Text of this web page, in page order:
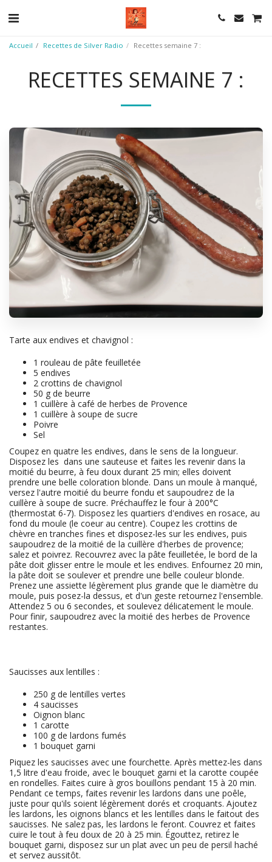
Accueil Recettes de Silver Radio Recettes semaine 7 :
RECETTES SEMAINE 7 :
Tarte aux endives et chavignol :
1 rouleau de pâte feuilletée
5 endives
2 crottins de chavignol
50 g de beurre
1 cuillère à café de herbes de Provence
1 cuillère à soupe de sucre
Poivre
Sel
Coupez en quatre les endives, dans le sens de la longueur.
Disposez les dans une sauteuse et faites les revenir dans la
moitié du beurre, à feu doux durant 25 min; elles doivent
prendre une belle coloration blonde. Dans un moule à manqué,
versez l'autre moitié du beurre fondu et saupoudrez de la
cuillère à soupe de sucre. Préchauffez le four à 200°C
(thermostat 6-7). Disposez les quartiers d'endives en rosace, au
fond du moule (le coeur au centre). Coupez les crottins de
chèvre en tranches fines et disposez-les sur les endives, puis
saupoudrez de la moitié de la cuillère d'herbes de provence;
salez et poivrez. Recouvrez avec la pâte feuilletée, le bord de la
pâte doit glisser entre le moule et les endives. Enfournez 20 min,
la pâte doit se soulever et prendre une belle couleur blonde.
Prenez une assiette légèrement plus grande que le diamètre du
moule, puis posez-la dessus, et d'un geste retournez l'ensemble.
Attendez 5 ou 6 secondes, et soulevez délicatement le moule.
Pour finir, saupoudrez avec la moitié des herbes de Provence
restantes.
Saucisses aux lentilles :
250 g de lentilles vertes
4 saucisses
Oignon blanc
1 carotte
100 g de lardons fumés
1 bouquet garni
Piquez les saucisses avec une fourchette. Après mettez-les dans
1,5 litre d'eau froide, avec le bouquet garni et la carotte coupée
en rondelles. Faites cuire à gros bouillons pendant 15 à 20 min.
Pendant ce temps, faites revenir les lardons dans une poêle,
juste pour qu'ils soient légèrement dorés et croquants. Ajoutez
les lardons, les oignons blancs et les lentilles dans le faitout des
saucisses. Ne salez pas, les lardons le feront. Couvrez et faites
cuire le tout à feu doux de 20 à 25 min. Égouttez, retirez le
bouquet garni, disposez sur un plat avec un peu de persil haché
et servez aussitôt.